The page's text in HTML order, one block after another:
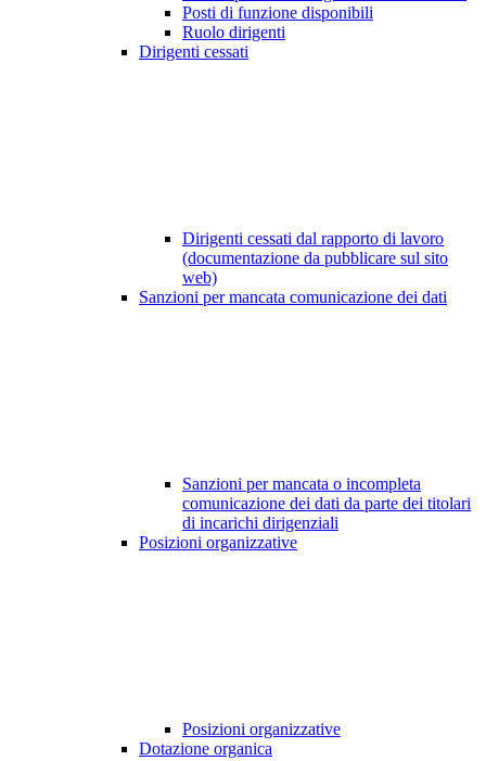
Posti di funzione disponibili
Ruolo dirigenti
Dirigenti cessati
Dirigenti cessati dal rapporto di lavoro
(documentazione da pubblicare sul sito
web)
Sanzioni per mancata comunicazione dei dati
Sanzioni per mancata o incompleta
comunicazione dei dati da parte dei titolari
di incarichi dirigenziali
Posizioni organizzative
Posizioni organizzative
Dotazione organica